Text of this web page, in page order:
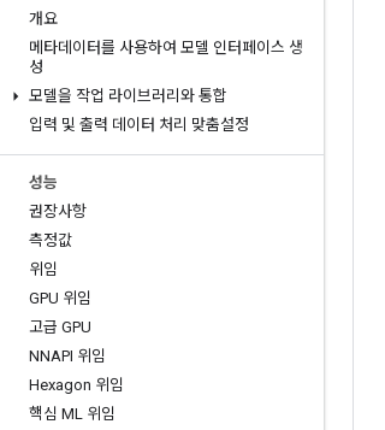
개요
메타데이터를 사용하여 모델 인터페이스 생
성
모델을 작업 라이브러리와 통합
입력 및 출력 데이터 처리 맞춤설정
성능
권장사항
측정값
위임
GPU 위임
고급 GPU
NNAPI 위임
Hexagon 위임
핵심 ML 위임